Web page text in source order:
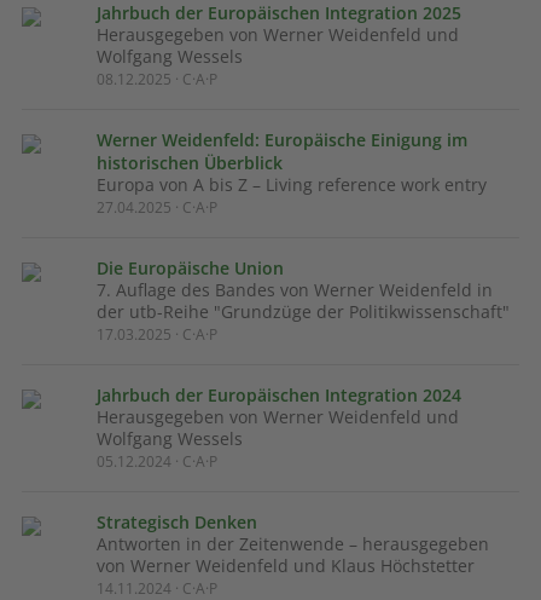
Jahrbuch der Europäischen Integration 2025
Herausgegeben von Werner Weidenfeld und
Wolfgang Wessels
08.12.2025 · C·A·P
Werner Weidenfeld: Europäische Einigung im
historischen Überblick
Europa von A bis Z – Living reference work entry
27.04.2025 · C·A·P
Die Europäische Union
7. Auflage des Bandes von Werner Weidenfeld in
der utb-Reihe "Grundzüge der Politikwissenschaft"
17.03.2025 · C·A·P
Jahrbuch der Europäischen Integration 2024
Herausgegeben von Werner Weidenfeld und
Wolfgang Wessels
05.12.2024 · C·A·P
Strategisch Denken
Antworten in der Zeitenwende – herausgegeben
von Werner Weidenfeld und Klaus Höchstetter
14.11.2024 · C·A·P